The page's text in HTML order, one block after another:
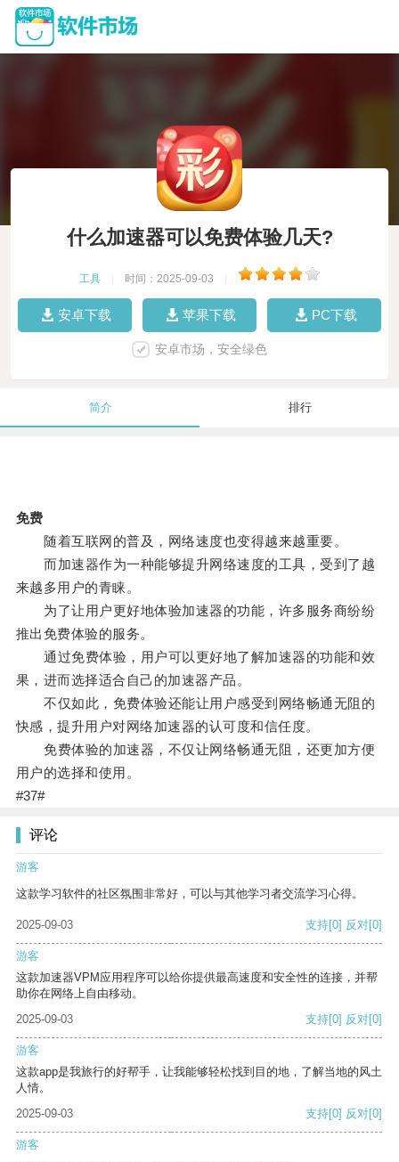
什么加速器可以免费体验几天?
工具 时间：2025-09-03
安卓下载 苹果下载 PC下载
安卓市场，安全绿色
简介 排行
免费
随着互联网的普及，网络速度也变得越来越重要。
而加速器作为一种能够提升网络速度的工具，受到了越
来越多用户的青睐。
为了让用户更好地体验加速器的功能，许多服务商纷纷
推出免费体验的服务。
通过免费体验，用户可以更好地了解加速器的功能和效
果，进而选择适合自己的加速器产品。
不仅如此，免费体验还能让用户感受到网络畅通无阻的
快感，提升用户对网络加速器的认可度和信任度。
免费体验的加速器，不仅让网络畅通无阻，还更加方便
用户的选择和使用。
#37#
评论
游客
这款学习软件的社区氛围非常好，可以与其他学习者交流学习心得。
2025-09-03 支持[0] 反对[0]
游客
这款加速器VPM应用程序可以给你提供最高速度和安全性的连接，并帮
助你在网络上自由移动。
2025-09-03
支持[0] 反对[0]
游客
这款app是我旅行的好帮手，让我能够轻松找到目的地，了解当地的风土
人情。
2025-09-03
支持[0] 反对[0]
游客